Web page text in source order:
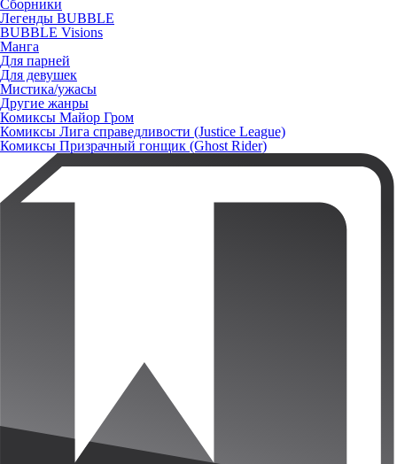
Сборники
Легенды BUBBLE
BUBBLE Visions
Манга
Для парней
Для девушек
Мистика/ужасы
Другие жанры
Комиксы Майор Гром
Комиксы Лига справедливости (Justice League)
Комиксы Призрачный гонщик (Ghost Rider)